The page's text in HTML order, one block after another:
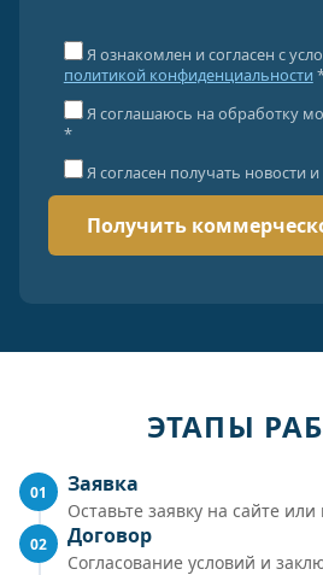
Я ознакомлен и согласен с
политикой конфиденциальности
Я соглашаюсь на обработку
*
Я согласен получать новости
ЭТАПЫ
01 Заявка
Оставьте заявку на сайте
02 Договор
Согласование условий и